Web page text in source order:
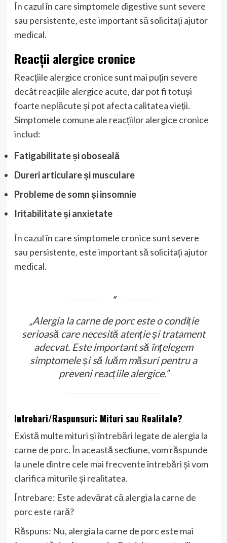
În cazul în care simptomele digestive sunt severe
sau persistente, este important să solicitați ajutor
medical.
Reacții alergice cronice
Reacțiile alergice cronice sunt mai puțin severe
decât reacțiile alergice acute, dar pot fi totuși
foarte neplăcute și pot afecta calitatea vieții.
Simptomele comune ale reacțiilor alergice cronice
includ:
Fatigabilitate și oboseală
Dureri articulare și musculare
Probleme de somn și insomnie
Iritabilitate și anxietate
În cazul în care simptomele cronice sunt severe
sau persistente, este important să solicitați ajutor
medical.
„Alergia la carne de porc este o condiție
serioasă care necesită atenție și tratament
adecvat. Este important să înțelegem
simptomele și să luăm măsuri pentru a
preveni reacțiile alergice.”
Intrebari/Raspunsuri: Mituri sau Realitate?
Există multe mituri și întrebări legate de alergia la
carne de porc. În această secțiune, vom răspunde
la unele dintre cele mai frecvente întrebări și vom
clarifica miturile și realitatea.
Întrebare: Este adevărat că alergia la carne de
porc este rară?
Răspuns: Nu, alergia la carne de porc este mai